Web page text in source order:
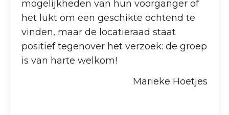
mogelijkheden van hun voorganger of
het lukt om een geschikte ochtend te
vinden, maar de locatieraad staat
positief tegenover het verzoek: de groep
is van harte welkom!
Marieke Hoetjes